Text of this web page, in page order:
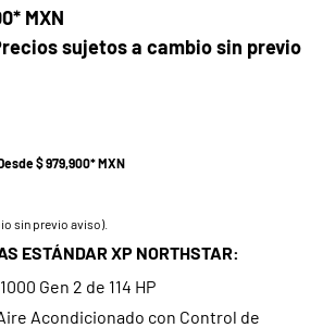
MXN
sujetos a cambio sin previo
$ 979,900* MXN
sin previo aviso).
ESTÁNDAR XP NORTHSTAR:
Gen 2 de 114 HP
Acondicionado con Control de